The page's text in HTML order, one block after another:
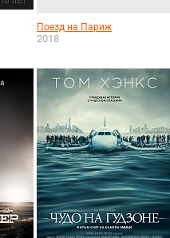
Поезд на Париж
2018